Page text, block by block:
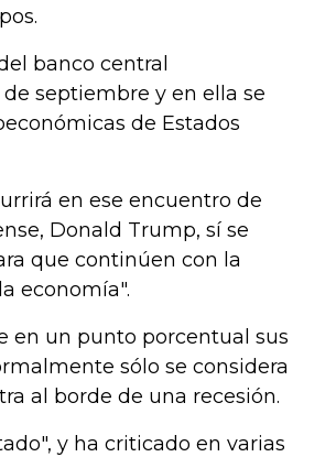
banco central
septiembre y en ella se
de Estados
en ese encuentro de
Donald Trump, sí se
que continúen con la
economía".
en un punto porcentual sus
sólo se considera
al borde de una recesión.
y ha criticado en varias